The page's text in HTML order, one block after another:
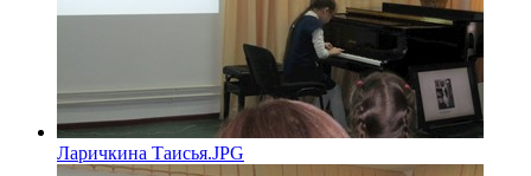
Ларичкина Таисья.JPG